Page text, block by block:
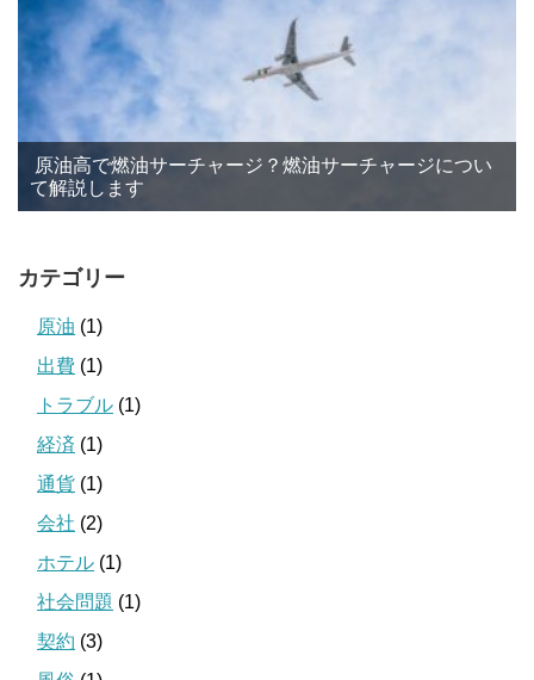
原油高で燃油サーチャージ？燃油サーチャージについ
て解説します
カテゴリー
原油 (1)
出費 (1)
トラブル (1)
経済 (1)
通貨 (1)
会社 (2)
ホテル (1)
社会問題 (1)
契約 (3)